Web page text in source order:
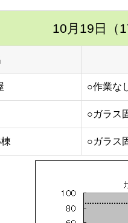
10月19日（
○作業な
○ガラス
○ガラス